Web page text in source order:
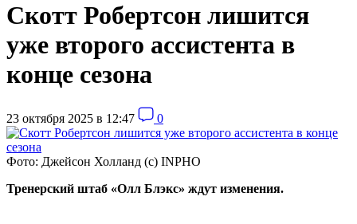
Скотт Робертсон лишится
уже второго ассистента в
конце сезона
23 октября 2025 в 12:47 0
Фото: Джейсон Холланд (с) INPHO
Тренерский штаб «Олл Блэкс» ждут изменения.